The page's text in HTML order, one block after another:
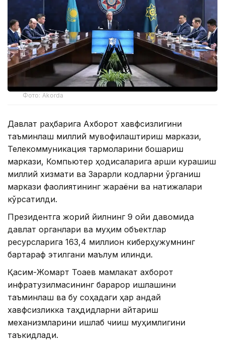
Фото: Akorda
Давлат раҳбарига Ахборот хавфсизлигини
таъминлаш миллий мувофиқлаштириш маркази,
Телекоммуникация тармоқларини бошқариш
маркази, Компьютер ҳодисаларига қарши курашиш
миллий хизмати ва Зарарли кодларни ўрганиш
маркази фаолиятининг жараёни ва натижалари
кўрсатилди.
Президентга жорий йилнинг 9 ойи давомида
давлат органлари ва муҳим объектлар
ресурсларига 163,4 миллион киберҳужумнинг
бартараф этилгани маълум қилинди.
Қасим-Жомарт Тоқаев мамлакат ахборот
инфратузилмасининг барқарор ишлашини
таъминлаш ва бу соҳадаги ҳар қандай
хавфсизликка таҳдидларни қайтариш
механизмларини ишлаб чиқиш муҳимлигини
таъкидлади.